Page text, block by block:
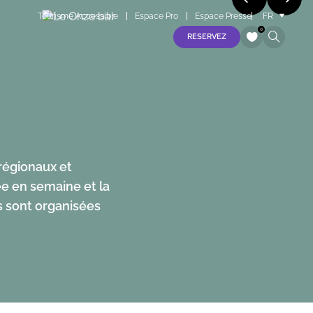
RESERVEZ
0
Tourisme Accessible Espace Pro Espace Presse
FR
EN
ES
et
en semaine et la
sont organisées